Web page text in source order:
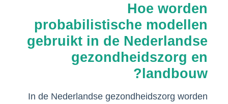
Hoe worden
probabilistische modellen
gebruikt in de Nederlandse
gezondheidszorg en
landbouw?
In de Nederlandse gezondheidszorg worden